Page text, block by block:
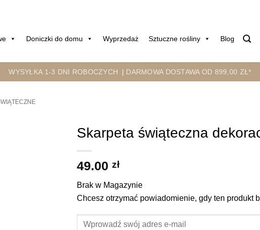
Doniczki do domu Wyprzedaż Sztuczne rośliny Blog
WYSYŁKA 1-3 DNI ROBOCZYCH | DARMOWA DOSTAWA OD 899,00 ZŁ*
Skarpeta świąteczna
49.00 zł
Brak w Magazynie
Chcesz otrzymać powiadomienie, gdy ten produkt